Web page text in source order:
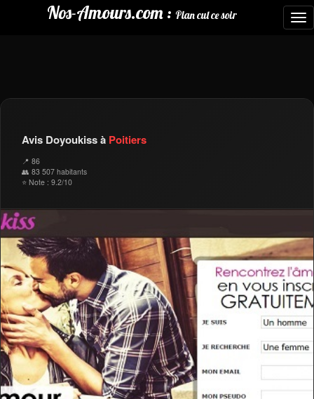
Nos-Amours.com : Plan cul ce soir
Avis Doyoukiss à Poitiers
📍 86
👥 83 507 habitants
⭐ Note : 9.2/10